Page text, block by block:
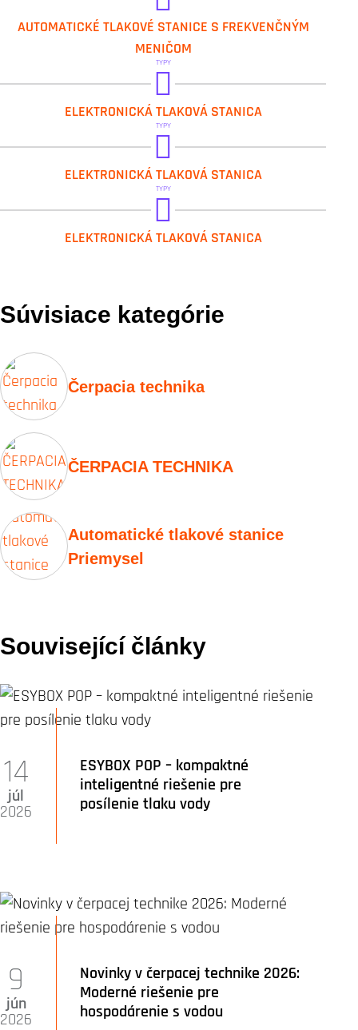
DAB.3 ESYDOCK MAX
DAB.ESYBOX MAX
DAB.ESYDOCK MAX
AUTOMATICKÉ TLAKOVÉ STANICE S FREKVENČNÝM
MENIČOM
TYPY
ELEKTRONICKÁ TLAKOVÁ STANICA
TYPY
ELEKTRONICKÁ TLAKOVÁ STANICA
TYPY
ELEKTRONICKÁ TLAKOVÁ STANICA
Súvisiace kategórie
Čerpacia technika
ČERPACIA TECHNIKA
Automatické tlakové stanice
Priemysel
Související články
ESYBOX POP – kompaktné
inteligentné riešenie pre
posílenie tlaku vody
14
júl
2026
Novinky v čerpacej technike 2026:
Moderné riešenie pre
hospodárenie s vodou
9
jún
2026